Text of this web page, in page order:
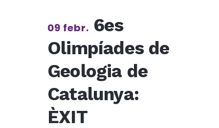
09 febr. 6es
Olimpíades de
Geologia de
Catalunya:
ÈXIT